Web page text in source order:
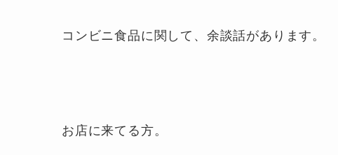
コンビニ食品に関して、余談話があります。
お店に来てる方。